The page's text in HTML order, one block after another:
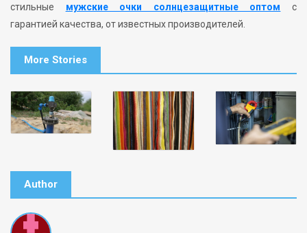
стильные мужские очки солнцезащитные оптом с
гарантией качества, от известных производителей.
More Stories
Author